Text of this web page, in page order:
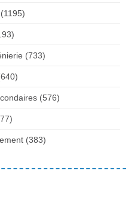
(1195)
(733)
(576)
(383)